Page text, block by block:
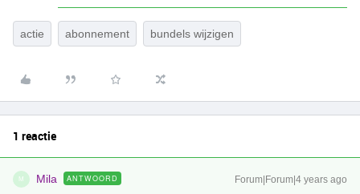
actie abonnement bundels wijzigen
1 reactie
M Mila ANTWOORD Forum|Forum|4 years ago